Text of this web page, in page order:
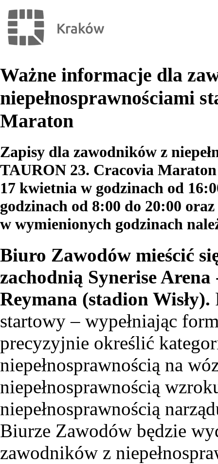
Ważne informacje dla
niepełnosprawnościami
Maraton
Zapisy dla zawodników z
TAURON 23. Cracovia
17 kwietnia w godzinach od
godzinach od 8:00 do 20:00
w wymienionych godzinach
Biuro Zawodów mieścić
zachodnią Synerise
Reymana (stadion Wisły).
startowy – wypełniając
precyzyjnie określić
niepełnosprawnością na
niepełnosprawnością
niepełnosprawnością
Biurze Zawodów będzie
zawodników z